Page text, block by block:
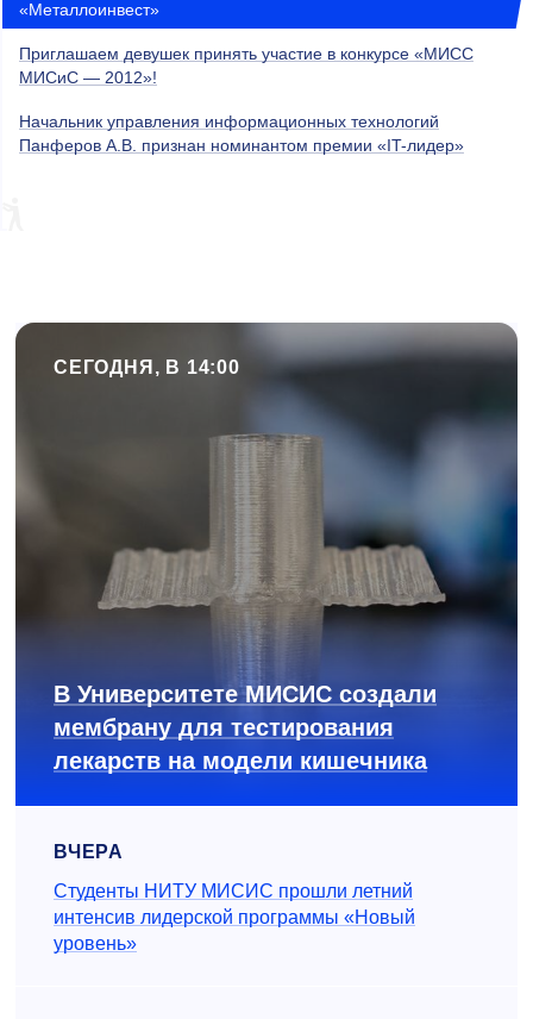
«Металлоинвест»
Приглашаем девушек принять участие в конкурсе «МИСС
МИСиС — 2012»!
Начальник управления информационных технологий
Панферов А.В. признан номинантом премии «IT-лидер»
СЕГОДНЯ, В 14:00
В Университете МИСИС создали
мембрану для тестирования
лекарств на модели кишечника
ВЧЕРА
Студенты НИТУ МИСИС прошли летний
интенсив лидерской программы «Новый
уровень»